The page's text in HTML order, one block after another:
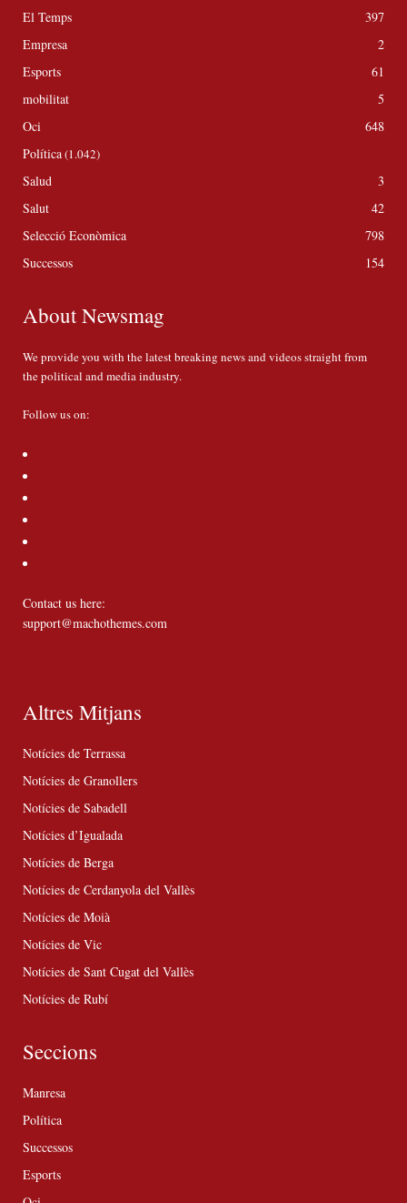
El Temps
397
Empresa
2
Esports
61
mobilitat
5
Oci
648
Política(1.042)
Salud
3
Salut
42
Selecció Econòmica
798
Successos
154
About Newsmag
We provide you with the latest breaking news and videos straight from
the political and media industry.
Follow us on:
Contact us here:
support@machothemes.com
Altres Mitjans
Notícies de Terrassa
Notícies de Granollers
Notícies de Sabadell
Notícies d’Igualada
Notícies de Berga
Notícies de Cerdanyola del Vallès
Notícies de Moià
Notícies de Vic
Notícies de Sant Cugat del Vallès
Notícies de Rubí
Seccions
Manresa
Política
Successos
Esports